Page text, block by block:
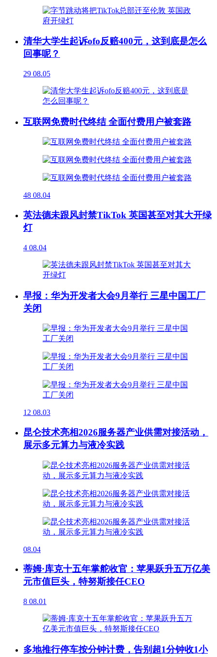
清华大学生起诉ofo反赔400元，这到底是怎么
回事呢？
29 08.05
互联网免费时代终结 全面付费用户被套路
48 08.04
英法德未跟风封禁TikTok 英国甚至对其大开绿
灯
4 08.04
早报：华为开发者大会9月举行 三星中国工厂
关闭
12 08.03
昆仑技术亮相2026服务器产业供需对接活动，
展示多元算力与液冷实践
08.04
蒂姆·库克十五年掌舵收官：苹果跃升五万亿美
元市值巨头，特努斯接任CEO
8 08.01
多地推行停车按分钟计费，告别超1分钟收1小